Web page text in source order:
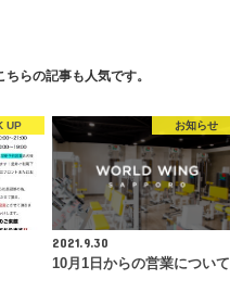
ちらの記事も人気です。
UP お知らせ
2021.9.30
10月1日からの営業について